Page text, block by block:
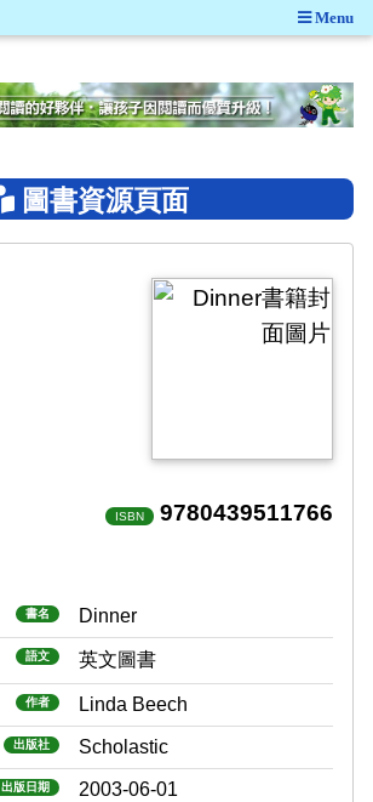
Menu
圖書資源頁面
ISBN 9780439511766
書名 Dinner
語文 英文圖書
作者 Linda Beech
出版社 Scholastic
出版日期 2003-06-01